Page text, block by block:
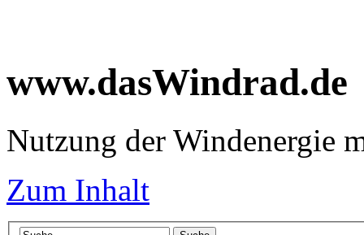
www.dasWindrad.de
Nutzung der Windenergie
Zum Inhalt